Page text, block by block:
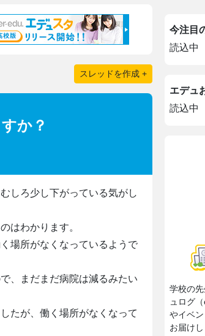
スレッドを作成 +
か？
しろ少し下がっている気がし
はわかります。
場所がなくなっているようで
、まだまだ病院は減るみたい
たが、働く場所がなくなって
今注目
読込中
エデュ
読込中
学校の
ュログ
やイベ
お届けし